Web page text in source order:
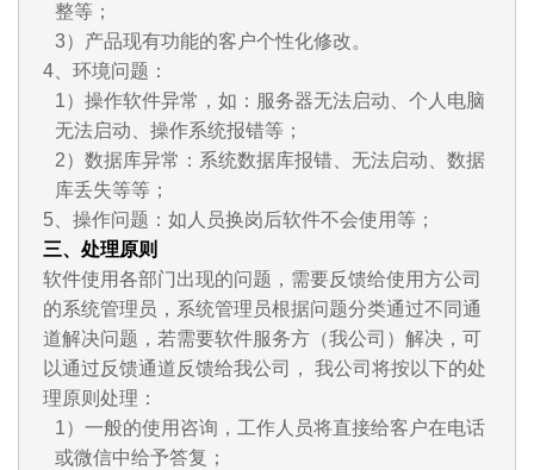
整等；
3）产品现有功能的客户个性化修改。
4、环境问题：
1）操作软件异常，如：服务器无法启动、个人电脑
无法启动、操作系统报错等；
2）数据库异常：系统数据库报错、无法启动、数据
库丢失等等；
5、操作问题：如人员换岗后软件不会使用等；
三、处理原则
软件使用各部门出现的问题，需要反馈给使用方公司
的系统管理员，系统管理员根据问题分类通过不同通
道解决问题，若需要软件服务方（我公司）解决，可
以通过反馈通道反馈给我公司， 我公司将按以下的处
理原则处理：
1）一般的使用咨询，工作人员将直接给客户在电话
或微信中给予答复；